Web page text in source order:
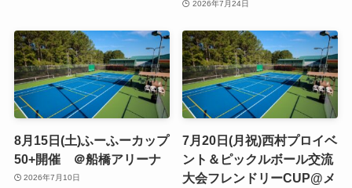
2026年7月24日
8月15日(土)ふーふーカップ
50+開催 ＠船橋アリーナ
2026年7月10日
7月20日(月祝)西村プロイベ
ント＆ピックルボール交流
大会フレンドリーCUP@メ